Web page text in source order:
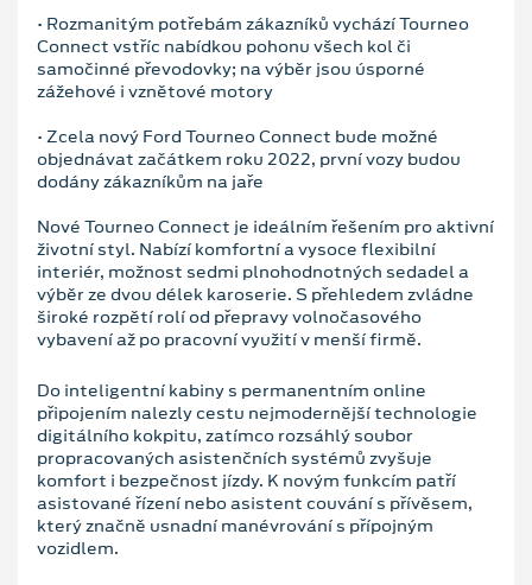
• Rozmanitým potřebám zákazníků vychází Tourneo
Connect vstříc nabídkou pohonu všech kol či
samočinné převodovky; na výběr jsou úsporné
zážehové i vznětové motory
• Zcela nový Ford Tourneo Connect bude možné
objednávat začátkem roku 2022, první vozy budou
dodány zákazníkům na jaře
Nové Tourneo Connect je ideálním řešením pro aktivní
životní styl. Nabízí komfortní a vysoce flexibilní
interiér, možnost sedmi plnohodnotných sedadel a
výběr ze dvou délek karoserie. S přehledem zvládne
široké rozpětí rolí od přepravy volnočasového
vybavení až po pracovní využití v menší firmě.
Do inteligentní kabiny s permanentním online
připojením nalezly cestu nejmodernější technologie
digitálního kokpitu, zatímco rozsáhlý soubor
propracovaných asistenčních systémů zvyšuje
komfort i bezpečnost jízdy. K novým funkcím patří
asistované řízení nebo asistent couvání s přívěsem,
který značně usnadní manévrování s přípojným
vozidlem.